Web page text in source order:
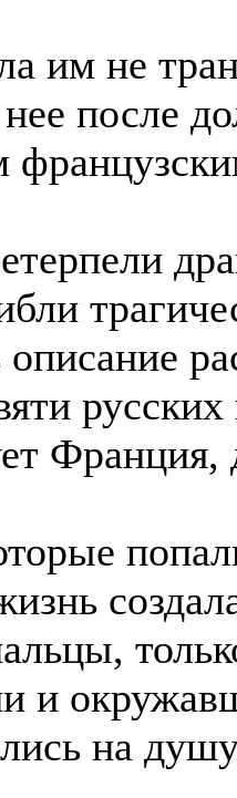
им не
после
описание
Франция,
и
на